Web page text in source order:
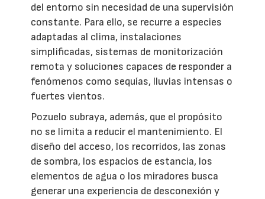
del entorno sin necesidad de una supervisión
constante. Para ello, se recurre a especies
adaptadas al clima, instalaciones
simplificadas, sistemas de monitorización
remota y soluciones capaces de responder a
fenómenos como sequías, lluvias intensas o
fuertes vientos.
Pozuelo subraya, además, que el propósito
no se limita a reducir el mantenimiento. El
diseño del acceso, los recorridos, las zonas
de sombra, los espacios de estancia, los
elementos de agua o los miradores busca
generar una experiencia de desconexión y